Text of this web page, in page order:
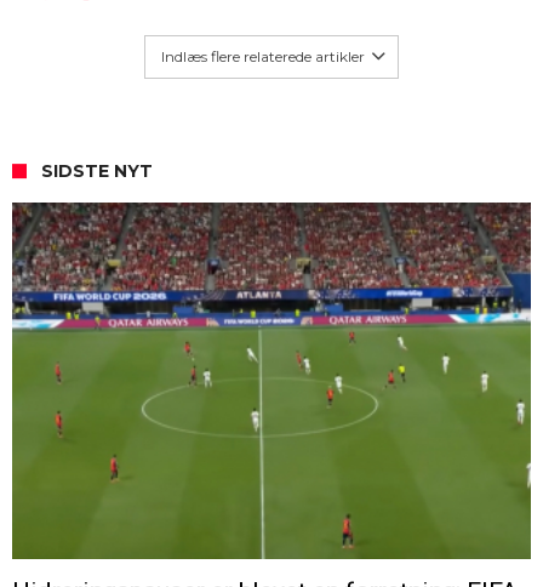
Indlæs flere relaterede artikler
SIDSTE NYT